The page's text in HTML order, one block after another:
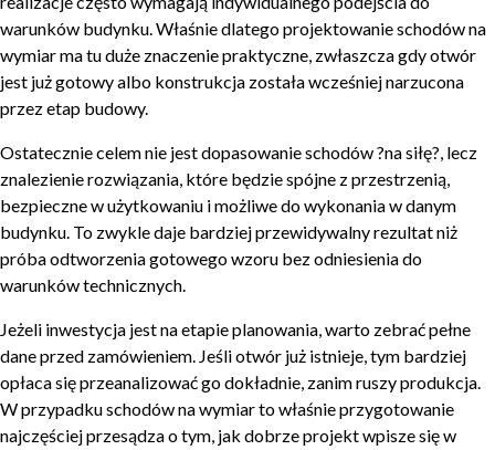
warunków budynku. Właśnie dlatego projektowanie schodów na
wymiar ma tu duże znaczenie praktyczne, zwłaszcza gdy otwór
jest już gotowy albo konstrukcja została wcześniej narzucona
przez etap budowy.
Ostatecznie celem nie jest dopasowanie schodów ?na siłę?, lecz
znalezienie rozwiązania, które będzie spójne z przestrzenią,
bezpieczne w użytkowaniu i możliwe do wykonania w danym
budynku. To zwykle daje bardziej przewidywalny rezultat niż
próba odtworzenia gotowego wzoru bez odniesienia do
warunków technicznych.
Jeżeli inwestycja jest na etapie planowania, warto zebrać pełne
dane przed zamówieniem. Jeśli otwór już istnieje, tym bardziej
opłaca się przeanalizować go dokładnie, zanim ruszy produkcja.
W przypadku schodów na wymiar to właśnie przygotowanie
najczęściej przesądza o tym, jak dobrze projekt wpisze się w